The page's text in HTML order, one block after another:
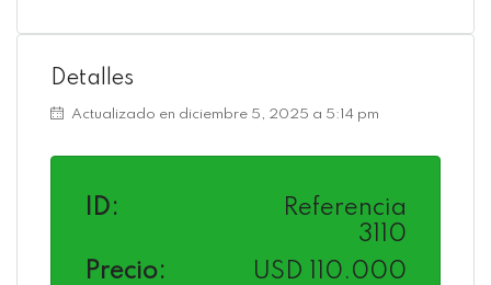
Detalles
Actualizado en diciembre 5, 2025 a 5:14 pm
ID:
Referencia
3110
Precio:
USD 110.000